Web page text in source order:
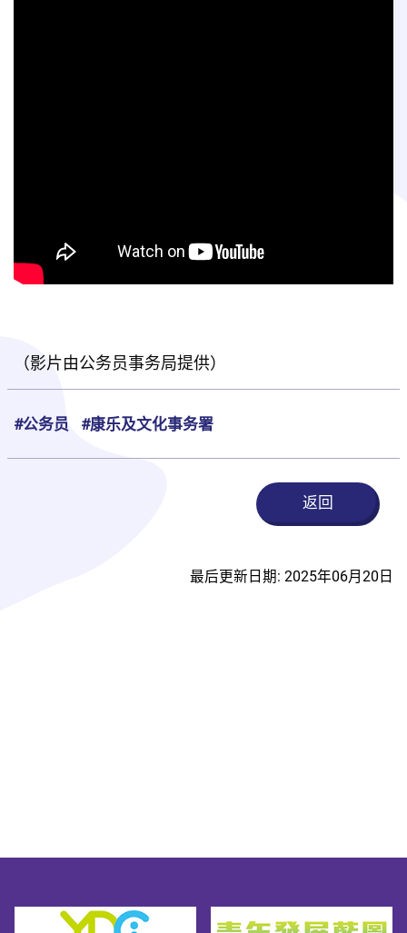
（影片由公务员事务局提供）
#公务员 #康乐及文化事务署
返回
最后更新日期: 2025年06月20日